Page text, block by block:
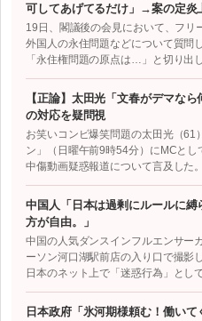
可してあげてるだけ」→案の定炎
19日、閣議後の会見において、フリ
外国人の永住問題などについて質
「永住権問題の原点は…」と切り出
【正論】太田光「文春がデマな
の対応を疑問視
お笑いコンビ爆笑問題の太田光（61
ン」（日曜午前9時54分）にMCと
中傷動画疑惑報道について言及し
中国人「日本は過剰にルールに
方が自由。」
中国の人気ダンスインフルエンサー
ーソン河口湖駅前店の入り口で撮影
日本のネット上で「迷惑行為」とし
日本政府「氷河期様頼む！働い